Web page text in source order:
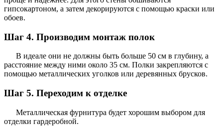
гипсокартоном, а затем декорируются с помощью краски или
обоев.
Шаг 4. Производим монтаж полок
В идеале они не должны быть больше 50 см в глубину, а
расстояние между ними около 35 см. Полки закрепляются с
помощью металлических уголков или деревянных брусков.
Шаг 5. Переходим к отделке
Металлическая фурнитура будет хорошим выбором для
отделки гардеробной.